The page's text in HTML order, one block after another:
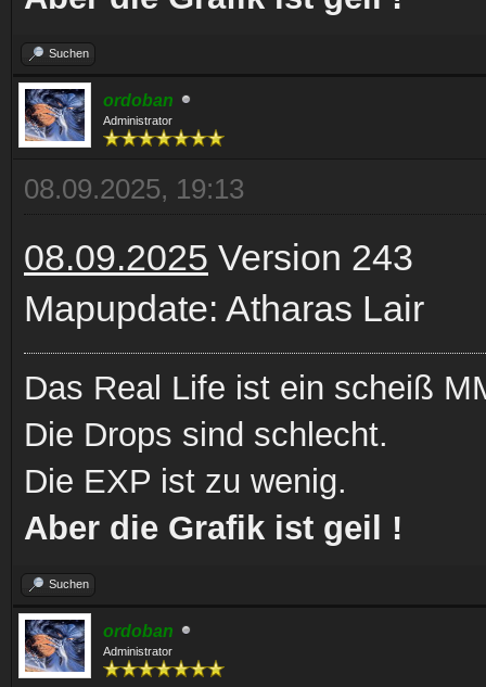
Suchen
ordoban
Administrator
08.09.2025, 19:13
08.09.2025 Version 243
Mapupdate: Atharas Lair
Das Real Life ist ein scheiß
Die Drops sind schlecht.
Die EXP ist zu wenig.
Aber die Grafik ist geil !
Suchen
ordoban
Administrator